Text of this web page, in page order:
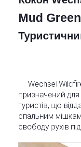
Mud
Wechsel
призначений для
туристів, що
спальним
свободу рухів